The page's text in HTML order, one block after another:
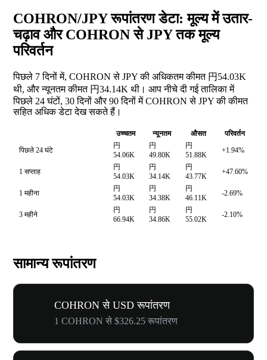
COHRON/JPY रूपांतरण डेटा: मूल्य में उतार-
चढ़ाव और COHRON से JPY तक मूल्य
परिवर्तन
पिछले 7 दिनों में, COHRON से JPY की अधिकतम कीमत 円54.03K
थी, और न्यूनतम कीमत 円34.14K थी। आप नीचे दी गई तालिका में
पिछले 24 घंटों, 30 दिनों और 90 दिनों में COHRON से JPY की कीमत
सहित अधिक डेटा देख सकते हैं।
उच्चतम न्यूनतम औसत
परिवर्तन
पिछले 24 घंटे
円
54.06K
円
49.80K
円
51.88K
+1.94%
1 सप्ताह
円
54.03K
円
34.14K
円
43.77K
+47.60%
1 महीना
円
54.03K
円
34.38K
円
46.11K
-2.69%
3 महीने
円
66.94K
円
34.86K
円
55.02K
-2.10%
सामान्य रूपांतरण
COHRON से USD रूपांतरण
1 COHRON से $326.25 रूपांतरण